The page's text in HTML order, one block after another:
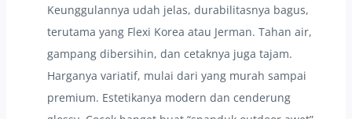
Keunggulannya udah jelas, durabilitasnya bagus,
terutama yang Flexi Korea atau Jerman. Tahan air,
gampang dibersihin, dan cetaknya juga tajam.
Harganya variatif, mulai dari yang murah sampai
premium. Estetikanya modern dan cenderung